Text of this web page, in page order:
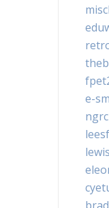
e-